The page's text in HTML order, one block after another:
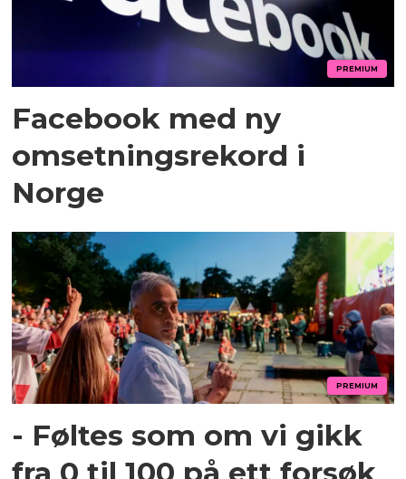
PREMIUM
Facebook med ny
omsetningsrekord i
Norge
PREMIUM
- Føltes som om vi gikk